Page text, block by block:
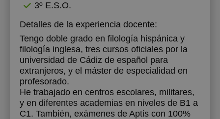
3º E.S.O.
Detalles de la experiencia docente:
Tengo doble grado en filología hispánica y
filología inglesa, tres cursos oficiales por la
universidad de Cádiz de español para
extranjeros, y el máster de especialidad en
profesorado.
He trabajado en centros escolares, militares,
y en diferentes academias en niveles de B1 a
C1. También, exámenes de Aptis con 100%